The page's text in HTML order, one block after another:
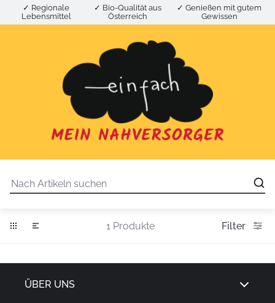
✓ Regionale
Lebensmittel
✓ Bio-Qualität aus
Österreich
✓ Genießen mit gutem
Gewissen
Filter
1 Produkte
ÜBER UNS